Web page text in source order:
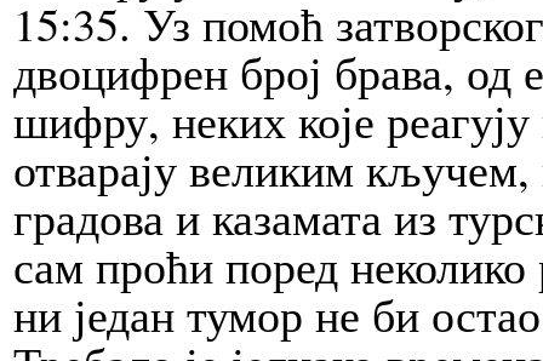
15:35. Уз помоћ
двоцифрен број брава, од
шифру, неких које
отварају великим
градова и казамата из
сам проћи поред
ни један тумор не би